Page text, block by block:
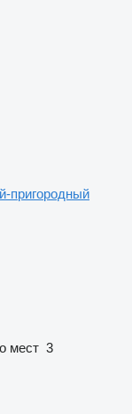
пригородный
мест 3